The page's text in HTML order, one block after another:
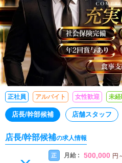
正社員 アルバイト 女性歓迎 未
店長/幹部候補 店舗スタッフ
店長/幹部候補の求人情報
正 月給 : 500,000 円